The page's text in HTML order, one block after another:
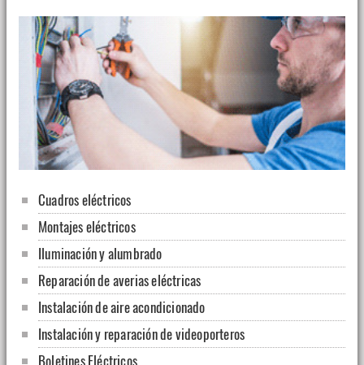
Cuadros eléctricos
Montajes eléctricos
Iluminación y alumbrado
Reparación de averias eléctricas
Instalación de aire acondicionado
Instalación y reparación de videoporteros
Boletines Eléctricos